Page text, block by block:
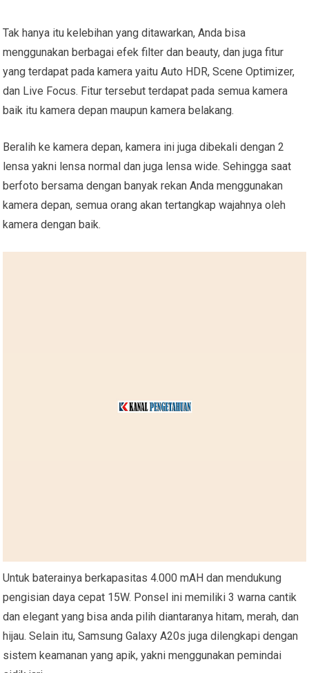
Tak hanya itu kelebihan yang ditawarkan, Anda bisa
menggunakan berbagai efek filter dan beauty, dan juga fitur
yang terdapat pada kamera yaitu Auto HDR, Scene Optimizer,
dan Live Focus. Fitur tersebut terdapat pada semua kamera
baik itu kamera depan maupun kamera belakang.
Beralih ke kamera depan, kamera ini juga dibekali dengan 2
lensa yakni lensa normal dan juga lensa wide. Sehingga saat
berfoto bersama dengan banyak rekan Anda menggunakan
kamera depan, semua orang akan tertangkap wajahnya oleh
kamera dengan baik.
Untuk baterainya berkapasitas 4.000 mAH dan mendukung
pengisian daya cepat 15W. Ponsel ini memiliki 3 warna cantik
dan elegant yang bisa anda pilih diantaranya hitam, merah, dan
hijau. Selain itu, Samsung Galaxy A20s juga dilengkapi dengan
sistem keamanan yang apik, yakni menggunakan pemindai